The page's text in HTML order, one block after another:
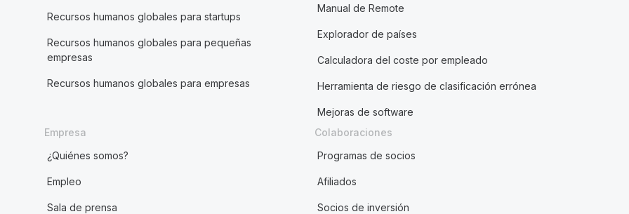
Recursos humanos globales para startups
Recursos humanos globales para pequeñas
empresas
Recursos humanos globales para empresas
Manual de Remote
Explorador de países
Calculadora del coste por empleado
Herramienta de riesgo de clasificación errónea
Mejoras de software
Empresa
¿Quiénes somos?
Empleo
Sala de prensa
Colaboraciones
Programas de socios
Afiliados
Socios de inversión